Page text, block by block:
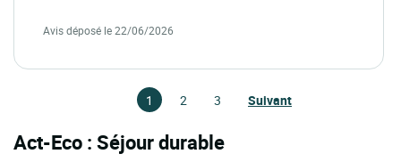
Avis déposé le 22/06/2026
1 2 3 Suivant
Act-Eco : Séjour durable